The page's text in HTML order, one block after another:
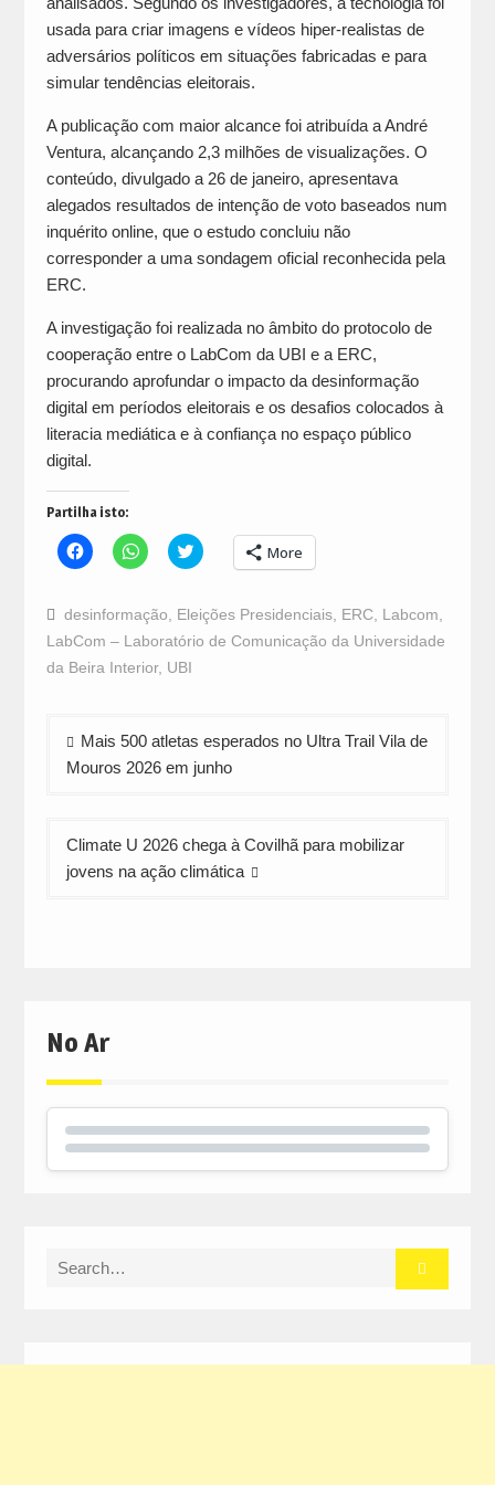
usada para criar imagens e vídeos hiper-realistas de
adversários políticos em situações fabricadas e para
simular tendências eleitorais.
A publicação com maior alcance foi atribuída a André
Ventura, alcançando 2,3 milhões de visualizações. O
conteúdo, divulgado a 26 de janeiro, apresentava
alegados resultados de intenção de voto baseados num
inquérito online, que o estudo concluiu não
corresponder a uma sondagem oficial reconhecida pela
ERC.
A investigação foi realizada no âmbito do protocolo de
cooperação entre o LabCom da UBI e a ERC,
procurando aprofundar o impacto da desinformação
digital em períodos eleitorais e os desafios colocados à
literacia mediática e à confiança no espaço público
digital.
Partilha isto:
Click
to
Facebook
(Opens
new
window)
Click
to
WhatsApp
(Opens
in
new
window)
Click
to
Twitter
(Opens
new
More
desinformação Eleições Presidenciais, ERC, Labcom
LabCom – Laboratório de Comunicação da Universidade
da Beira Interior, UBI
Navegação
de
Mais 500 atletas esperados no Ultra Trail Vila de
Mouros 2026 em junho
Climate U 2026 chega à Covilhã para mobilizar
jovens na ação climática
No Ar
Search